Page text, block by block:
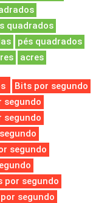
quadrados
pés quadrados
acres
Bits por segundo
segundo
segundo
segundo
por segundo
segundo